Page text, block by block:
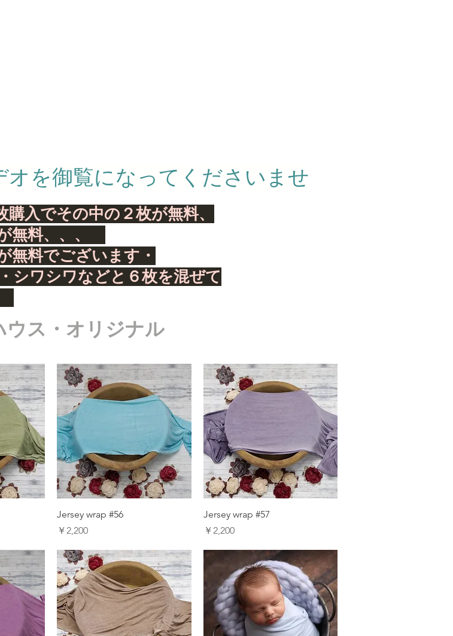
オを御覧になってくださいませ
入でその中の２枚が無料、
無料、、、
無料でございます・
シワシワなどと６枚を混ぜて
ウス・オリジナル
Jersey wrap #56
価格
￥2,200
Jersey wrap #57
価格
￥2,200